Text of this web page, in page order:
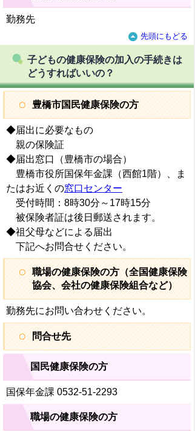
勤務先
先頭にもどる
子どもの健康保険の加入の手続きは
どうすればいいの？
豊橋市国民健康保険の方
◆届出に必要なもの
親の保険証
◆届出窓口（豊橋市の場合）
豊橋市役所国保年金課（西館1階）、ま
たはお近くの窓口センター
受付時間：8時30分～17時15分
被保険者証は後日郵送されます。
◆祖父母などによる届出
下記へお問合せください。
職場の健康保険の方（全国健康保険
協会、会社の健康保険組合など）
勤務先にお問い合わせください。
問合せ先
国民健康保険の方
国保年金課 0532-51-2293
職場の健康保険の方